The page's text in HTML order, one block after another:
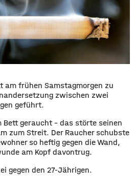
am frühen Samstagmorgen zu
zwischen zwei
geführt.
Bett geraucht – das störte seinen
zum Streit. Der Raucher schubste
so heftig gegen die Wand,
am Kopf davontrug.
gegen den 27-Jährigen.